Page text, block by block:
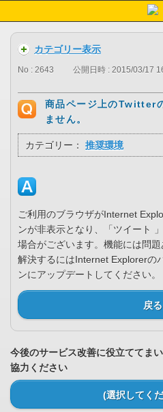
カテゴリー表示
No : 2643 公開日時 : 2015/03/17
商品ページ上のTwitter
ません。
カテゴリー： 推奨環境
ご利用のブラウザがInternet
ンが非表示となり、「ツイート
場合がございます。機能には問
解決するにはInternet Explorerの
ンにアップデートしてください。
戻る
今後のサービス改善に役立ててま
協力ください
(選択してく